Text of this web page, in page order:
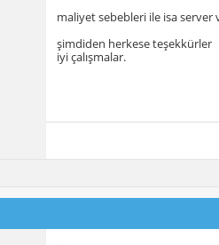
maliyet sebebleri ile isa
şimdiden herkese teşekkürler
iyi çalışmalar.